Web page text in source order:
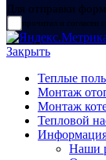
Для отправки
прочитал и согласен с
Закрыть
Теплые
Монтаж
Монтаж
Тепловой
Наши